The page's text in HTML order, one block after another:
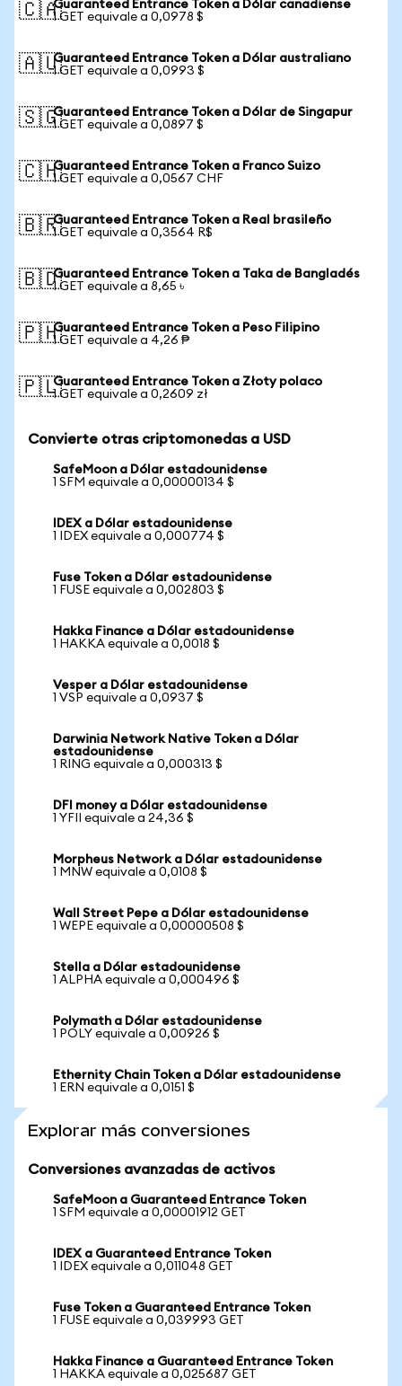
🇨🇦Guaranteed Entrance Token a Dólar canadiense
1 GET equivale a 0,0978 $
🇦🇺Guaranteed Entrance Token a Dólar australiano
1 GET equivale a 0,0993 $
🇸🇬Guaranteed Entrance Token a Dólar de Singapur
1 GET equivale a 0,0897 $
🇨🇭Guaranteed Entrance Token a Franco Suizo
1 GET equivale a 0,0567 CHF
🇧🇷Guaranteed Entrance Token a Real brasileño
1 GET equivale a 0,3564 R$
🇧🇩Guaranteed Entrance Token a Taka de Bangladés
1 GET equivale a 8,65 ৳
🇵🇭Guaranteed Entrance Token a Peso Filipino
1 GET equivale a 4,26 ₱
🇵🇱Guaranteed Entrance Token a Złoty polaco
1 GET equivale a 0,2609 zł
Convierte otras criptomonedas a USD
SafeMoon a Dólar estadounidense
1 SFM equivale a 0,00000134 $
IDEX a Dólar estadounidense
1 IDEX equivale a 0,000774 $
Fuse Token a Dólar estadounidense
1 FUSE equivale a 0,002803 $
Hakka Finance a Dólar estadounidense
1 HAKKA equivale a 0,0018 $
Vesper a Dólar estadounidense
1 VSP equivale a 0,0937 $
Darwinia Network Native Token a Dólar
estadounidense
1 RING equivale a 0,000313 $
DFI money a Dólar estadounidense
1 YFII equivale a 24,36 $
Morpheus Network a Dólar estadounidense
1 MNW equivale a 0,0108 $
Wall Street Pepe a Dólar estadounidense
1 WEPE equivale a 0,00000508 $
Stella a Dólar estadounidense
1 ALPHA equivale a 0,000496 $
Polymath a Dólar estadounidense
1 POLY equivale a 0,00926 $
Ethernity Chain Token a Dólar estadounidense
1 ERN equivale a 0,0151 $
Explorar más conversiones
Conversiones avanzadas de activos
SafeMoon a Guaranteed Entrance Token
1 SFM equivale a 0,00001912 GET
IDEX a Guaranteed Entrance Token
1 IDEX equivale a 0,011048 GET
Fuse Token a Guaranteed Entrance Token
1 FUSE equivale a 0,039993 GET
Hakka Finance a Guaranteed Entrance Token
1 HAKKA equivale a 0,025687 GET